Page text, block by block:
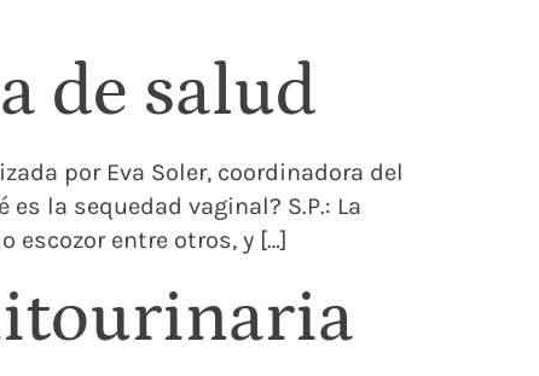
de salud
por Eva Soler, coordinadora del
la sequedad vaginal? S.P.: La
escozor entre otros, y […]